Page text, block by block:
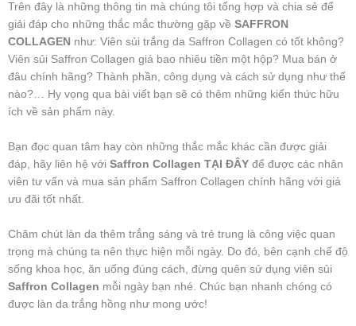
Trên đây là những thông tin mà chúng tôi tổng hợp và chia sẻ để
giải đáp cho những thắc mắc thường gặp về SAFFRON
COLLAGEN như: Viên sủi trắng da Saffron Collagen có tốt không?
Viên sủi Saffron Collagen giá bao nhiêu tiền một hộp? Mua bán ở
đâu chính hãng? Thành phần, công dụng và cách sử dụng như thế
nào?… Hy vọng qua bài viết bạn sẽ có thêm những kiến thức hữu
ích về sản phẩm này.
Bạn đọc quan tâm hay còn những thắc mắc khác cần được giải
đáp, hãy liên hệ với Saffron Collagen TẠI ĐÂY để được các nhân
viên tư vấn và mua sản phẩm Saffron Collagen chính hãng với giá
ưu đãi tốt nhất.
Chăm chút làn da thêm trắng sáng và trẻ trung là công việc quan
trọng mà chúng ta nên thực hiện mỗi ngày. Do đó, bên cạnh chế độ
sống khoa học, ăn uống đúng cách, đừng quên sử dụng viên sủi
Saffron Collagen mỗi ngày bạn nhé. Chúc bạn nhanh chóng có
được làn da trắng hồng như mong ước!